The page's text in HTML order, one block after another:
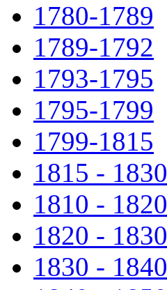
1780-1789
1789-1792
1793-1795
1795-1799
1799-1815
1815 - 1830
1810 - 1820
1820 - 1830
1830 - 1840